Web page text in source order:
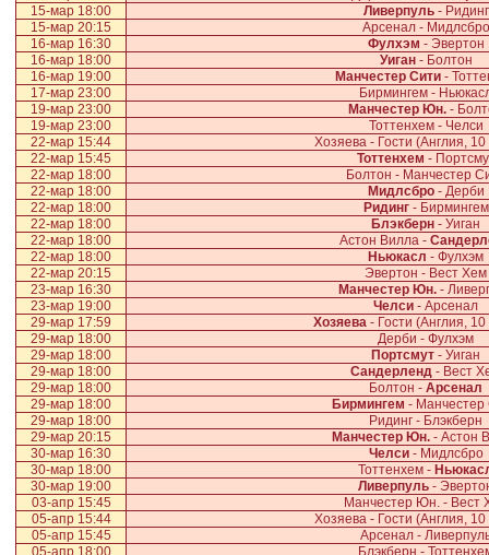
15-мар 18:00
Ливерпуль- Ридинг
15-мар 20:15
Арсенал - Мидлсбро
16-мар 16:30
Фулхэм - Эвертон
16-мар 18:00
Уиган- Болтон
16-мар 19:00
Манчестер Сити-
17-мар 23:00
Бирмингем -
19-мар 23:00
Манчестер Юн. -
19-мар 23:00
Тоттенхем - Челси
22-мар 15:44
Хозяева - Гости (Англия,
22-мар 15:45
Тоттенхем -
22-мар 18:00
Болтон - Манчестер
22-мар 18:00
Мидлсбро- Дерби
22-мар 18:00
Ридинг- Бирмингем
22-мар 18:00
Блэкберн - Уиган
22-мар 18:00
Астон Вилла -
22-мар 18:00
Ньюкасл - Фулхэм
22-мар 20:15
Эвертон - Вест Хем
23-мар 16:30
Манчестер Юн.-
23-мар 19:00
Челси - Арсенал
29-мар 17:59
Хозяева - Гости (Англия,
29-мар 18:00
Дерби - Фулхэм
29-мар 18:00
Портсмут - Уиган
29-мар 18:00
Сандерленд - Вест
29-мар 18:00
Болтон - Арсенал
29-мар 18:00
Бирмингем - Манчестер
29-мар 18:00
Ридинг - Блэкберн
29-мар 20:15
Манчестер Юн.- Астон
30-мар 16:30
Челси- Мидлсбро
30-мар 18:00
Тоттенхем -
30-мар 19:00
Ливерпуль -
03-апр 15:45
Манчестер Юн. - Вест
05-апр 15:44
Хозяева - Гости (Англия,
05-апр 15:45
Арсенал -
05-апр 18:00
Блэкберн -